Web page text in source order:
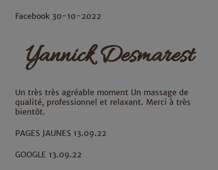
Facebook 30-10-2022
Yannick Desmarest
Un très très agréable moment Un massage de
qualité, professionnel et relaxant. Merci à très
bientôt.
PAGES JAUNES 13.09.22
GOOGLE 13.09.22